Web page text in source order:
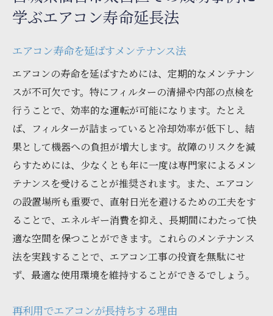
学ぶエアコン寿命延長法
エアコン寿命を延ばすメンテナンス法
エアコンの寿命を延ばすためには、定期的なメンテナン
スが不可欠です。特にフィルターの清掃や内部の点検を
行うことで、効率的な運転が可能になります。たとえ
ば、フィルターが詰まっていると冷却効率が低下し、結
果として機器への負担が増大します。故障のリスクを減
らすためには、少なくとも年に一度は専門家によるメン
テナンスを受けることが推奨されます。また、エアコン
の設置場所も重要で、直射日光を避けるための工夫をす
ることで、エネルギー消費を抑え、長期間にわたって快
適な空間を保つことができます。これらのメンテナンス
法を実践することで、エアコン工事の投資を無駄にせ
ず、最適な使用環境を維持することができるでしょう。
再利用でエアコンが長持ちする理由